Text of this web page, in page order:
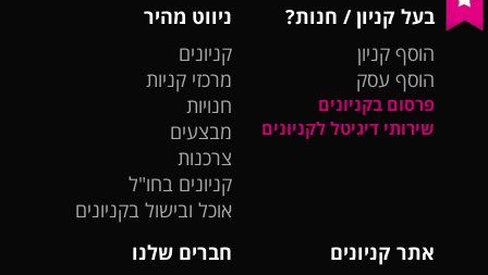
בעל קניון / חנות?
הוסף קניון
הוסף עסק
פרסום בקניונים
שירותי דיגיטל לקניונים
ניווט מהיר
קניונים
מרכזי קניות
חנויות
מבצעים
צרכנות
קניונים בחו"ל
אוכל ובישול בקניונים
אתר קניונים
חברים שלנו